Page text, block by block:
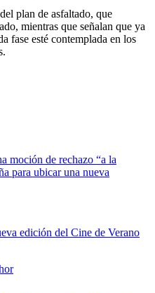
plan de asfaltado, que
mientras que señalan que ya
fase esté contemplada en los
moción de rechazo “a la
para ubicar una nueva
edición del Cine de Verano